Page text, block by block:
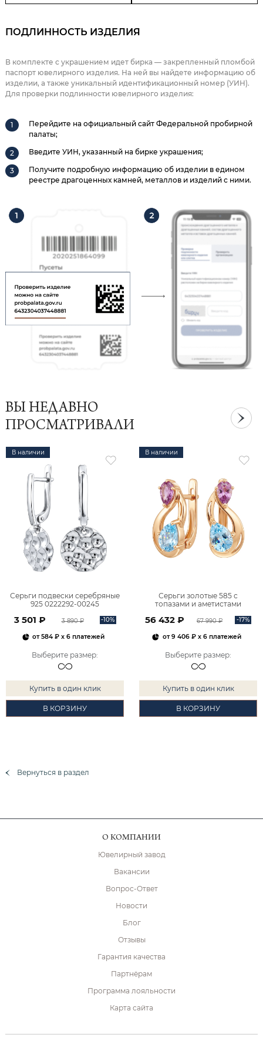
ПОДЛИННОСТЬ ИЗДЕЛИЯ
В комплекте с украшением идет бирка — закрепленный пломбой
паспорт ювелирного изделия. На ней вы найдете информацию об
изделии, а также уникальный идентификационный номер (УИН).
Для проверки подлинности ювелирного изделия:
Перейдите на официальный сайт Федеральной пробирной
палаты;
Введите УИН, указанный на бирке украшения;
Получите подробную информацию об изделии в едином
реестре драгоценных камней, металлов и изделий с ними.
ВЫ НЕДАВНО
ПРОСМАТРИВАЛИ
В наличии
Серьги подвески серебряные
925 0222292-00245
3 501 ₽ 3 890 ₽ -10%
от584 ₽ x 6 платежей
Выберите размер:
Купить в один клик
В КОРЗИНУ
В наличии
Серьги золотые 585 с
топазами и аметистами
56 432 ₽ 67 990 ₽ -17%
от9 406 ₽x 6 платежей
Выберите размер:
Купить в один клик
В КОРЗИНУ
Вернуться в раздел
О КОМПАНИИ
Ювелирный завод
Вакансии
Вопрос-Ответ
Новости
Блог
Отзывы
Гарантия качества
Партнёрам
Программа лояльности
Карта сайта